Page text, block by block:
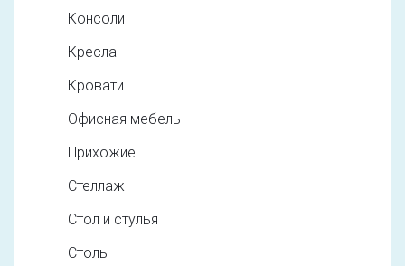
Консоли
Кресла
Кровати
Офисная мебель
Прихожие
Стеллаж
Стол и стулья
Столы